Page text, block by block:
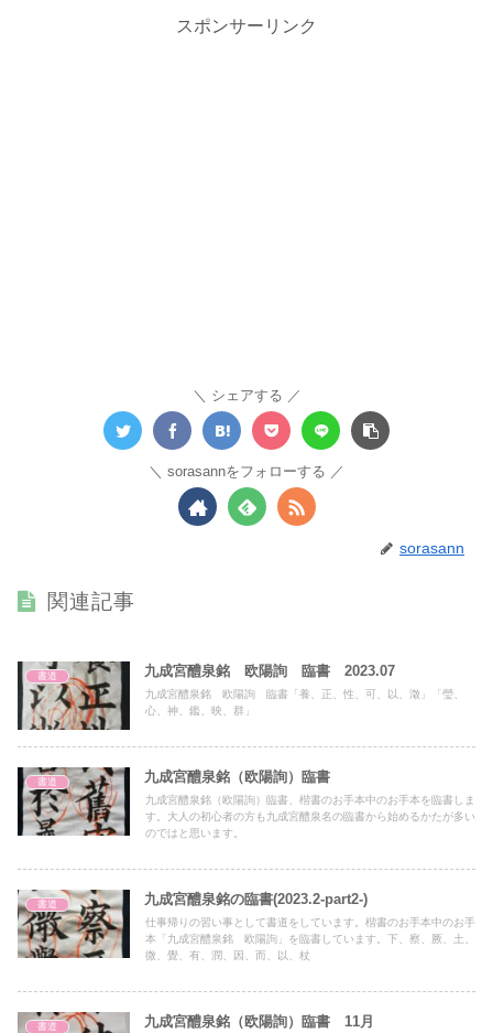
スポンサーリンク
シェアする
sorasannをフォローする
sorasann
関連記事
書道 九成宮醴泉銘 欧陽詢 臨書 2023.07
九成宮醴泉銘 欧陽詢 臨書「養、正、性、可、以、澂」「瑩、
心、神、鑑、映、群」
書道 九成宮醴泉銘（欧陽詢）臨書
九成宮醴泉銘（欧陽詢）臨書、楷書のお手本中のお手本を臨書しま
す。大人の初心者の方も九成宮醴泉名の臨書から始めるかたが多い
のではと思います。
書道 九成宮醴泉銘の臨書(2023.2-part2-)
仕事帰りの習い事として書道をしています。楷書のお手本中のお手
本「九成宮醴泉銘 欧陽詢」を臨書しています。下、察、厥、土、
微、覺、有、潤、因、而、以、杖
書道 九成宮醴泉銘（欧陽詢）臨書 11月